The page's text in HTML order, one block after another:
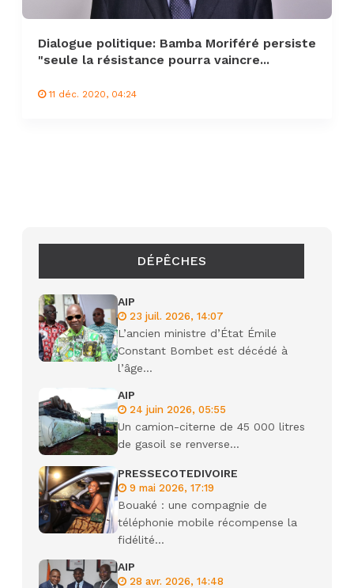
Dialogue politique: Bamba Moriféré persiste
"seule la résistance pourra vaincre...
11 déc. 2020, 04:24
DÉPÊCHES
AIP
23 juil. 2026, 14:07
L’ancien ministre d’État Émile
Constant Bombet est décédé à
l’âge...
AIP
24 juin 2026, 05:55
Un camion-citerne de 45 000 litres
de gasoil se renverse...
PRESSECOTEDIVOIRE
9 mai 2026, 17:19
Bouaké : une compagnie de
téléphonie mobile récompense la
fidélité...
AIP
28 avr. 2026, 14:48